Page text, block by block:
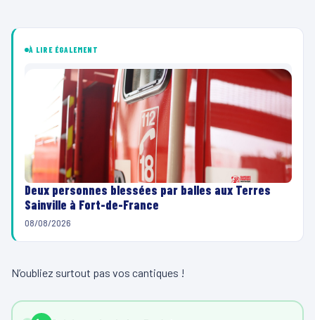
À LIRE ÉGALEMENT
Deux personnes blessées par balles aux Terres
Sainville à Fort-de-France
08/08/2026
N’oubliez surtout pas vos cantiques !